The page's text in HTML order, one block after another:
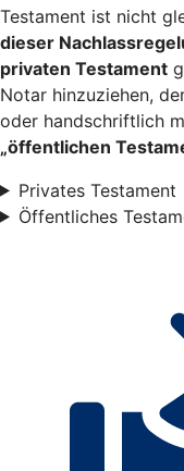
Testament ist nicht
dieser
privaten Testament
Notar hinzuziehen,
oder handschriftlich
„öffentlichen
Privates Testament
Öffentliches